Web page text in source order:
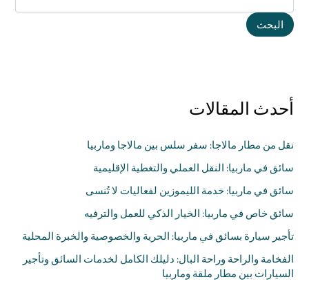
البحث
أحدث المقالات
نقل من مطار مالاجا: سفر سلس بين مالاجا وماربيا
سائق في ماربيا: النقل العملي والتغطية الإقليمية
سائق في ماربيا: خدمة الليموزين لفعاليات لا تُنسى
سائق خاص في ماربيا: الخيار الذكي للعمل والترفيه
تأجير سيارة بسائق في ماربيا: الحرية والخصوصية والخبرة المحلية
الفخامة والراحة وراحة البال: دليلك الكامل لخدمات السائق وتأجير
السيارات بين مطار ملقة وماربيا